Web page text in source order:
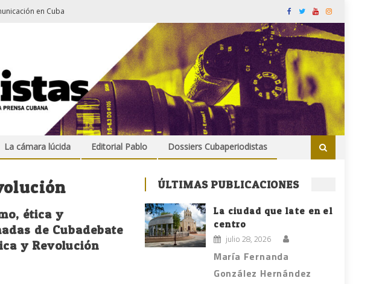
en Cuba
La cámara lúcida Editorial Pablo Dossiers Cubaperiodistas
ética y
de Cubadebate
y Revolución
ÚLTIMAS PUBLICACIONES
La ciudad que late en el
centro
julio 28, 2026
María Fernanda
González Hernández